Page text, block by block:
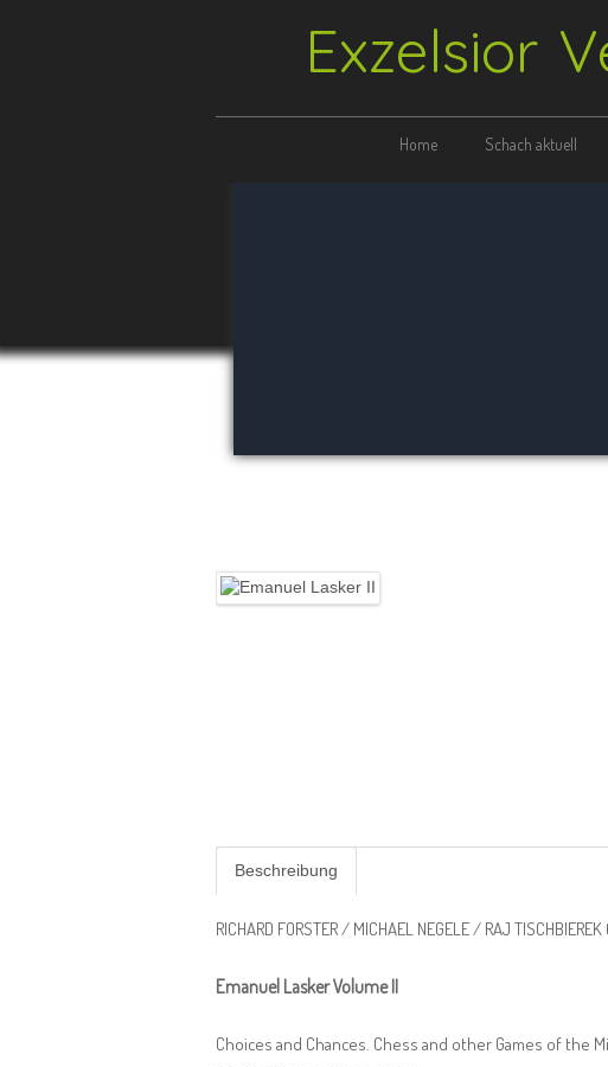
Exzelsior
Home Schach aktuell
Beschreibung
RICHARD FORSTER / MICHAEL NEGELE / RAJ TISCHBIEREK
Emanuel Lasker Volume II
Choices and Chances. Chess and other Games of the